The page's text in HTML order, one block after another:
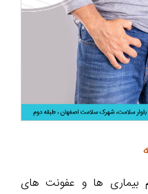
بیماری ها و عفونت های